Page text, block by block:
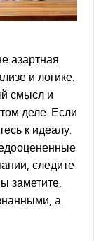
азартная
и логике.
смысл и
деле. Если
к идеалу.
следите
заметите,
а